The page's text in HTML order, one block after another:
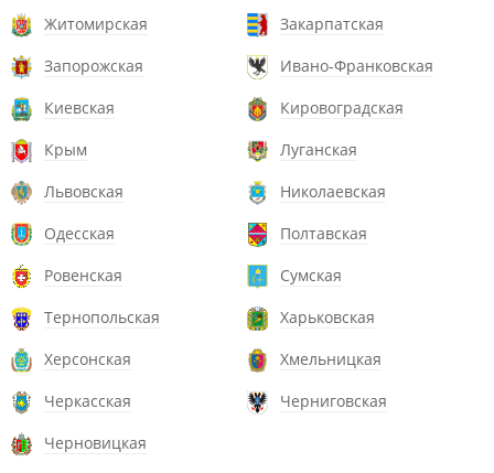
Житомирская
Закарпатская
Запорожская
Ивано-Франковская
Киевская
Кировоградская
Крым
Луганская
Львовская
Николаевская
Одесская
Полтавская
Ровенская
Сумская
Тернопольская
Харьковская
Херсонская
Хмельницкая
Черкасская
Черниговская
Черновицкая